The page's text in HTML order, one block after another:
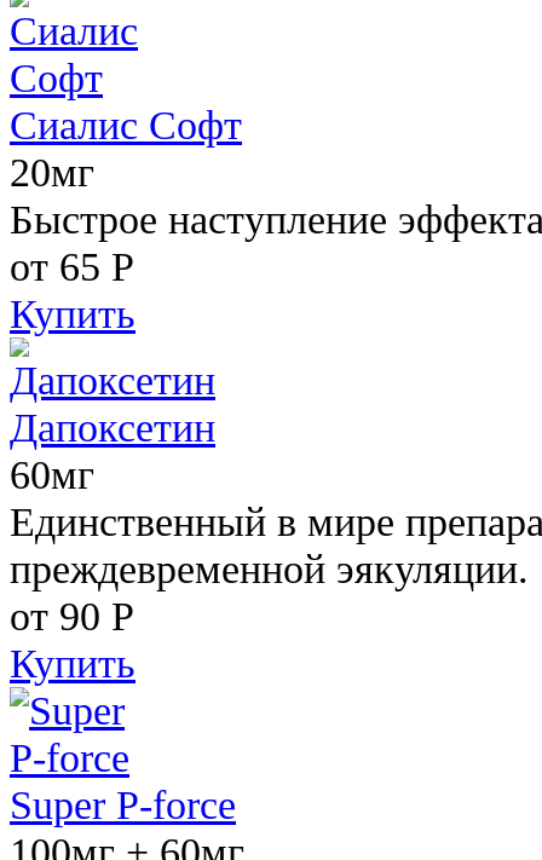
Сиалис Софт
20мг
Быстрое наступление
от 65 Р
Купить
Дапоксетин
60мг
Единственный в мире
преждевременной эякуляции.
от 90 Р
Купить
Super P-force